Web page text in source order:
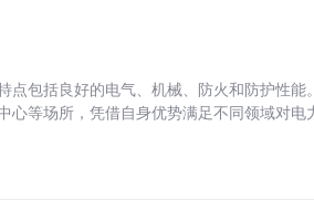
点包括良好的电气、机械、防火和防护性能
心等场所，凭借自身优势满足不同领域对电